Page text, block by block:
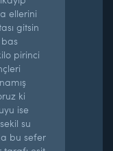
ellerini
gitsin
pirinci
ki
ise
su
bu sefer